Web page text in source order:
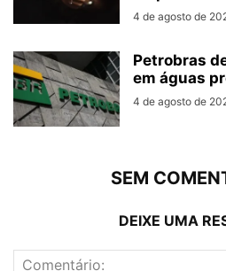
4 de agosto de
Petrobras
em águas
4 de agosto de
SEM
DEIXE UMA